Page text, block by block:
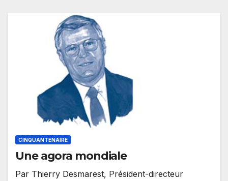
CINQUANTENAIRE
Une agora mondiale
Par Thierry Desmarest, Président-directeur